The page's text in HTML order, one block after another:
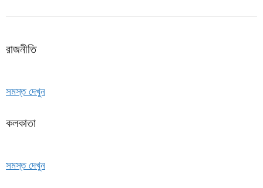
রাজনীতি
সমস্ত দেখুন
কলকাতা
সমস্ত দেখুন